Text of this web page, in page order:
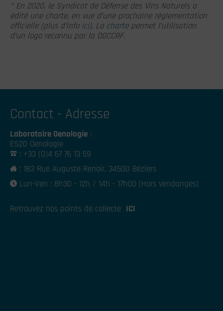
* En 2020, le Syndicat de Défense des Vins Naturels a
édité une charte, en vue d’une prochaine réglementation
officielle (plus d’info ici). La chartepermet l’utilisation
d’un logo reconnu par la DGCCRF.
Contact - Adresse
Laboratoire Oenologie :
ES20 Oenologie
: +33 (0)4 67 76 13 59
: 183 Rue Auguste Renoir, 34500 Béziers
Lun-Ven : 8h30 - 12h / 14h - 17h00 (Hors vendanges)
Retrouvez nos points de collecte ICI